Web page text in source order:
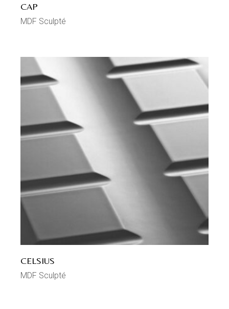
CAP
MDF Sculpté
CELSIUS
MDF Sculpté